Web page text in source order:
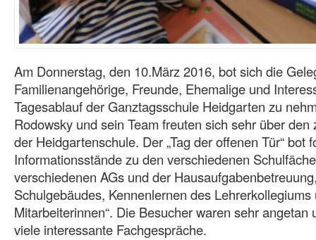
Am Donnerstag, den 10.März 2016, bot sich die
Familienangehörige, Freunde, Ehemalige und
Tagesablauf der Ganztagsschule Heidgarten zu
Rodowsky und sein Team freuten sich sehr über
der Heidgartenschule. Der „Tag der offenen Tür“ bot
Informationsstände zu den verschiedenen
verschiedenen AGs und der
Schulgebäudes, Kennenlernen des
Mitarbeiterinnen“. Die Besucher waren sehr angetan
viele interessante Fachgespräche.